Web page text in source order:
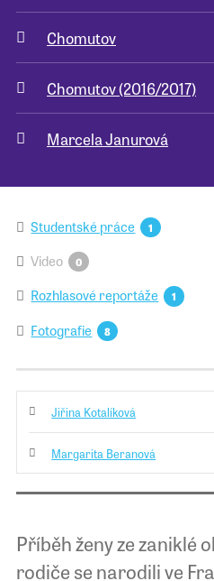
Chomutov
Chomutov (2016/2017)
Marcela Janurová
Studentské práce 1
Video 0
Rozhlasové reportáže 1
Fotografie 8
Jiřina Kotalíková
Margarita Beranová
Příběh ženy ze zaniklé
rodiče se narodili ve